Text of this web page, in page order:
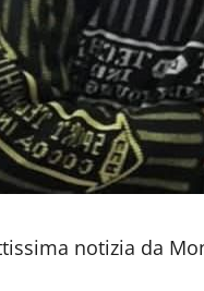
notizia da